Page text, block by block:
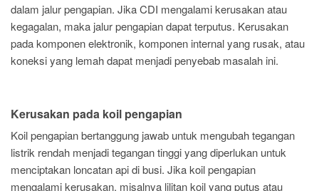
dalam jalur pengapian. Jika CDI mengalami kerusakan atau
kegagalan, maka jalur pengapian dapat terputus. Kerusakan
pada komponen elektronik, komponen internal yang rusak, atau
koneksi yang lemah dapat menjadi penyebab masalah ini.
Kerusakan pada koil pengapian
Koil pengapian bertanggung jawab untuk mengubah tegangan
listrik rendah menjadi tegangan tinggi yang diperlukan untuk
menciptakan loncatan api di busi. Jika koil pengapian
mengalami kerusakan, misalnya lilitan koil yang putus atau